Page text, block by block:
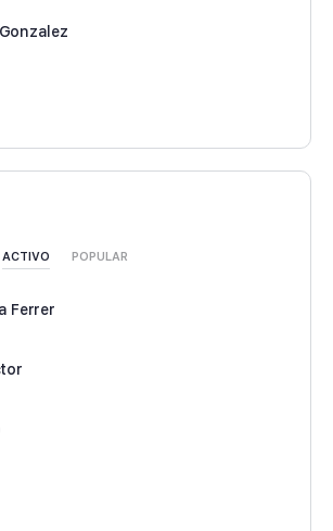
ACTIVO POPULAR
Ferrer